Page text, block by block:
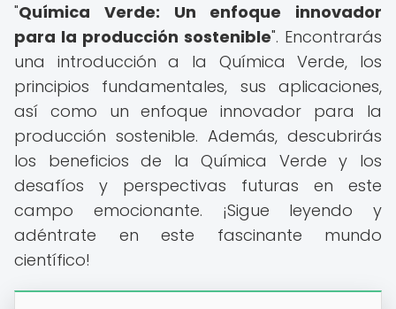
"Química Verde: Un enfoque innovador
para la producción sostenible". Encontrarás
una introducción a la Química Verde, los
principios fundamentales, sus aplicaciones,
así como un enfoque innovador para la
producción sostenible. Además, descubrirás
los beneficios de la Química Verde y los
desafíos y perspectivas futuras en este
campo emocionante. ¡Sigue leyendo y
adéntrate en este fascinante mundo
científico!